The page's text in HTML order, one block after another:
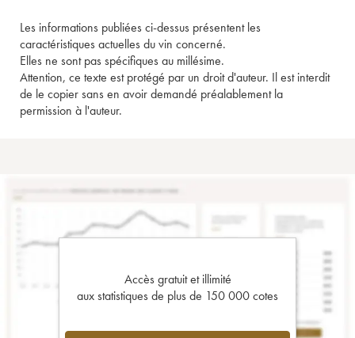
Les informations publiées ci-dessus présentent les
caractéristiques actuelles du vin concerné.
Elles ne sont pas spécifiques au millésime.
Attention, ce texte est protégé par un droit d'auteur. Il est interdit
de le copier sans en avoir demandé préalablement la
permission à l'auteur.
Accès gratuit et illimité
aux statistiques de plus de 150 000 cotes